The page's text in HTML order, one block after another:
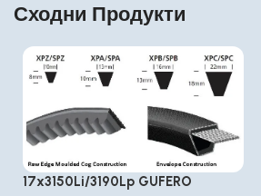
Сходни Продукти
17x3150Li/3190Lp GUFERO